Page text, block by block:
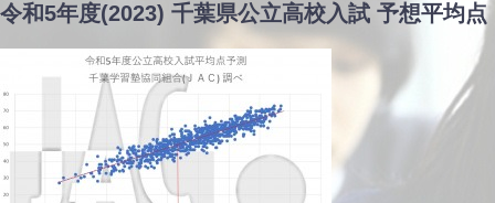
令和5年度(2023) 千葉県公立高校入試 予想平均点